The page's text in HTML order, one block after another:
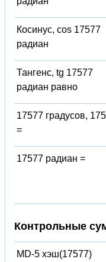
Косинус, cos 17577
радиан
Тангенс, tg 17577
радиан равно
17577 градусов,
=
17577 радиан =
Контрольные
MD-5 хэш(17577)